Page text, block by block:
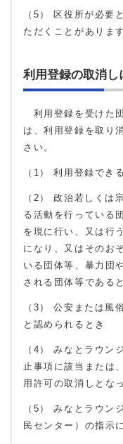
（5） 区役所が必要
ただくことがありま
利用登録の取消し
利用登録を受けた
は、利用登録を取り
さい。
（1） 利用登録でき
（2） 政治若しくは
る活動を行っている
を現に行い、又は行
になり、又はそのお
いる団体等、暴力団
される団体等である
（3） 公安または風
と認められるとき
（4） みなとラウン
止事項に該当または
用許可の取消しとな
（5） みなとラウン
民センター）の指示